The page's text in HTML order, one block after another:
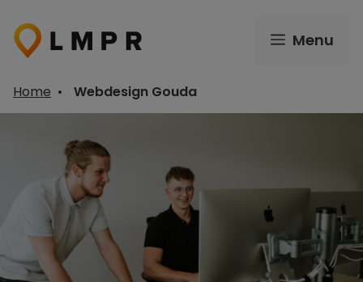
naar
Menu
Home • Webdesign Gouda